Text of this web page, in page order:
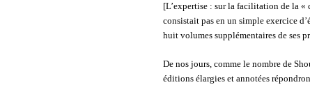
[L’expertise : sur la facilitation de la
consistait pas en un simple exercice
huit volumes supplémentaires de ses
De nos jours, comme le nombre de
éditions élargies et annotées